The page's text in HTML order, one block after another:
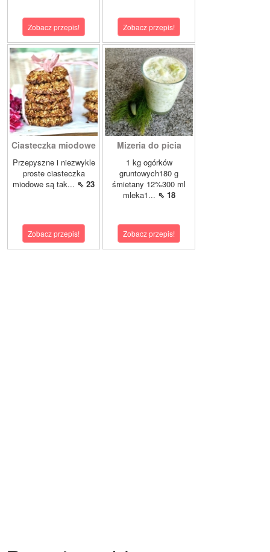
Zobacz przepis! Zobacz przepis!
Ciasteczka miodowe
Przepyszne i niezwykle
proste ciasteczka
miodowe są tak... ⇖ 23
Zobacz przepis!
Mizeria do picia
1 kg ogórków
gruntowych180 g
śmietany 12%300 ml
mleka1... ⇖ 18
Zobacz przepis!